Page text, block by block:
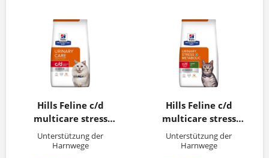
Hills Feline c/d
multicare stress
Meeresfisch 8kg
Unterstützung der
Harnwege
Hills Feline c/d
multicare stress
Metabolic Huhn 1,5kg
Unterstützung der
Harnwege